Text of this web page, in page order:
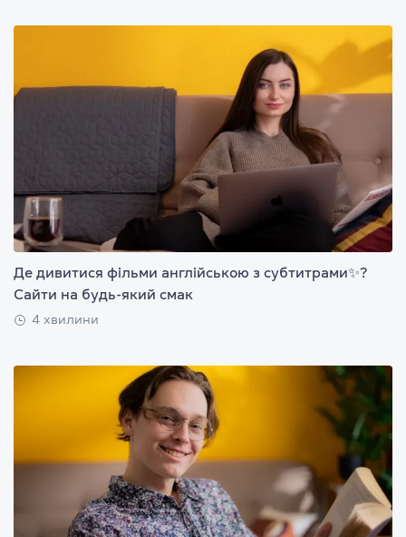
Де дивитися фільми англійською з субтитрами✨?
Сайти на будь-який смак
4 хвилини